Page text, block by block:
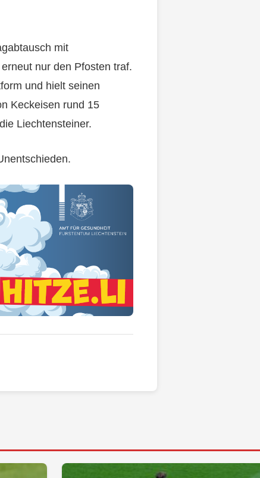
mit
nur den Pfosten traf.
und hielt seinen
Keckeisen rund 15
Liechtensteiner.